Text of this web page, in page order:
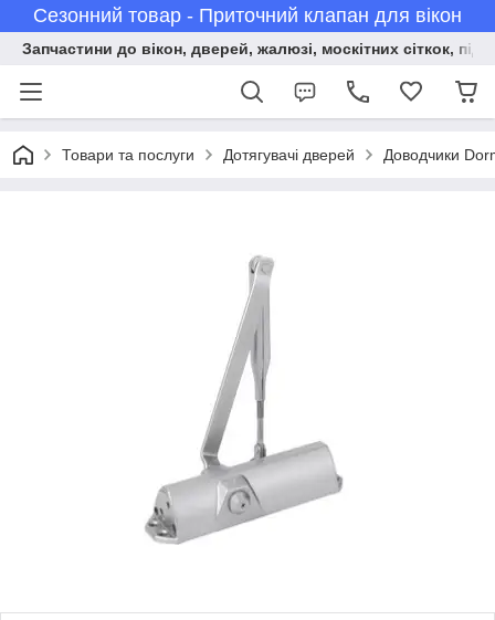
Сезонний товар - Приточний клапан для вікон
Запчастини до вікон, дверей, жалюзі, москітних сіткок,
Товари та послуги Дотягувачі дверей Доводчики